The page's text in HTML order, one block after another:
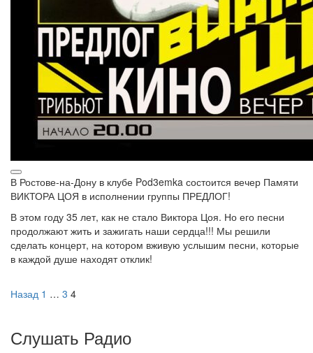
В Ростове-на-Дону в клубе Pod3emka состоится вечер Памяти
ВИКТОРА ЦОЯ в исполнении группы ПРЕДЛОГ!
В этом году 35 лет, как не стало Виктора Цоя. Но его песни
продолжают жить и зажигать наши сердца!!! Мы решили
сделать концерт, на котором вживую услышим песни, которые
в каждой душе находят отклик!
Пагинация
Назад 1 … 3 4
Слушать Радио